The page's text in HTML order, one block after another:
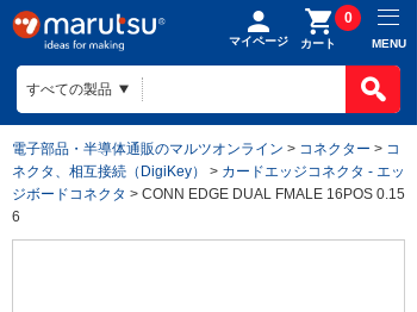
マイページ カート
0
MENU
電子部品・半導体通販のマルツオンライン > コネクター > コ
ネクタ、相互接続（DigiKey）
> カードエッジコネクタ - エッ
ジボードコネクタ > CONN EDGE DUAL FMALE 16POS 0.15
6